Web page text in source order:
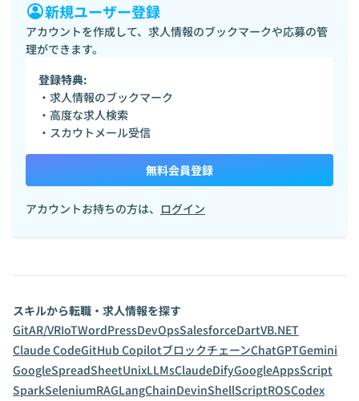
新規ユーザー登録
アカウントを作成して、求人情報のブックマークや応募の管
理ができます。
登録特典:
・求人情報のブックマーク
・高度な求人検索
・スカウトメール受信
無料会員登録
アカウントお持ちの方は、 ログイン
スキルから転職・求人情報を探す
GitAR/VRIoTWordPressDevOpsSalesforceDartVB.NET
Claude CodeGitHub CopilotブロックチェーンChatGPTGemini
GoogleSpreadSheetUnixLLMsClaudeDifyGoogleAppsScript
SparkSeleniumRAGLangChainDevinShellScriptROSCodex